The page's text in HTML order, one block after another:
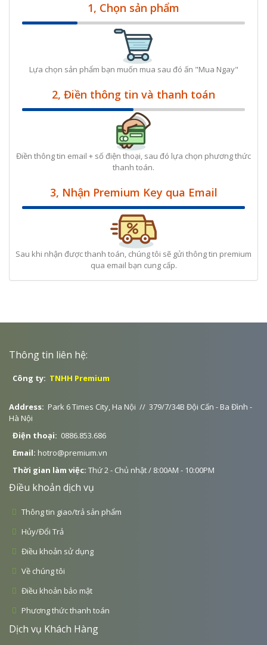
1, Chọn sản phẩm
Lựa chọn sản phẩm bạn muốn mua sau đó ấn "Mua Ngay"
2, Điền thông tin và thanh toán
Điền thông tin email + số điện thoại, sau đó lựa chọn phương thức
thanh toán.
3, Nhận Premium Key qua Email
Sau khi nhận được thanh toán, chúng tôi sẽ gửi thông tin premium
qua email bạn cung cấp.
Thông tin liên hệ:
Công ty: TNHH Premium
Address: Park 6 Times City, Ha Nội // 379/7/34B Đội Cấn - Ba Đình -
Hà Nội
Điện thoại: 0886.853.686
Email: hotro@premium.vn
Thời gian làm việc: Thứ 2 - Chủ nhật / 8:00AM - 10:00PM
Điều khoản dịch vụ
Thông tin giao/trả sản phẩm
Hủy/Đổi Trả
Điều khoản sử dụng
Về chúng tôi
Điều khoản bảo mật
Phương thức thanh toán
Dịch vụ Khách Hàng